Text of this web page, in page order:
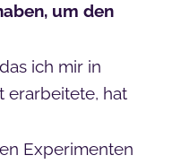
um den
ich mir in
erarbeitete, hat
Experimenten